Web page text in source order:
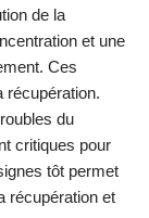
de la
et une
Ces
récupération.
du
critiques pour
tôt permet
récupération et